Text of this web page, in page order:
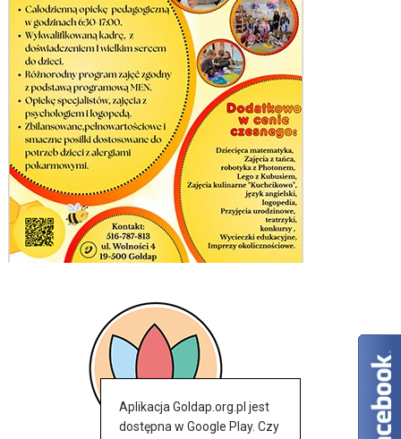
Aplikacja Goldap.org.pl jest
dostępna w Google Play. Czy